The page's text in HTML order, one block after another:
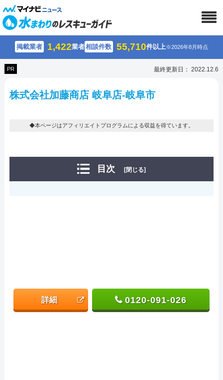
掲載業者 1,422業者相談件数 55,710件以上※2026年8月時点
PR 最終更新日： 2022.12.6
株式会社加藤商店 岐阜店-岐阜市
◆本ページはアフィリエイトプログラムによる収益を得ています。
目次 [閉じる]
詳細 0120-091-026